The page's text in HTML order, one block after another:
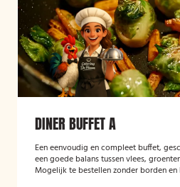
DINER BUFFET A
Een eenvoudig en compleet buffet,
een goede balans tussen vlees,
Mogelijk te bestellen zonder borden en